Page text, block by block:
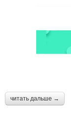
читать дальше →